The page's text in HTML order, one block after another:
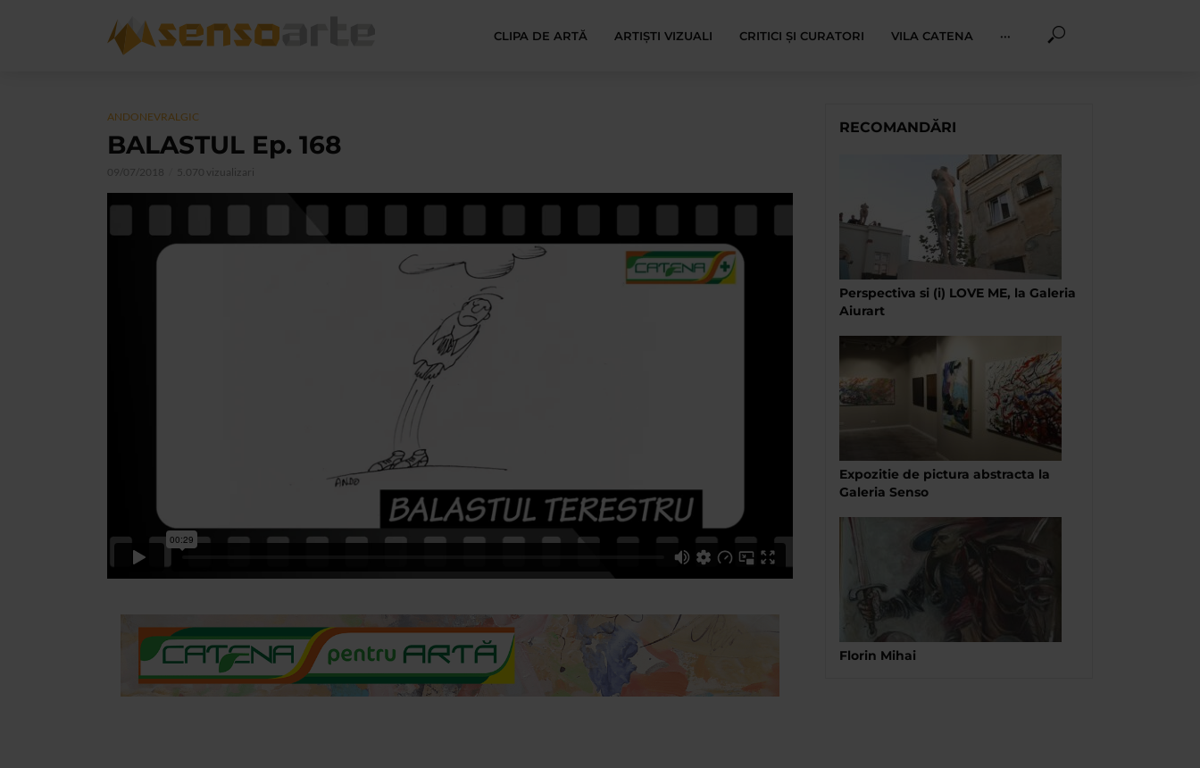
CLIPA DE ARTĂ ARTIȘTI VIZUALI CRITICI ȘI CURATORI VILA CATENA ···
ANDONEVRALGIC
BALASTUL Ep. 168
09/07/2018 5.070 vizualizari
RECOMANDĂRI
Perspectiva si (i) LOVE ME, la Galeria
Aiurart
Expozitie de pictura abstracta la
Galeria Senso
Florin Mihai